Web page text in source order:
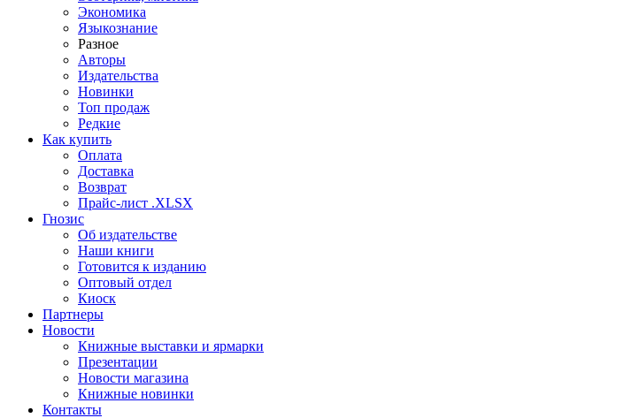
Экономика
Языкознание
Разное
Авторы
Издательства
Новинки
Топ продаж
Редкие
Как купить
Оплата
Доставка
Возврат
Прайс-лист .XLSX
Гнозис
Об издательстве
Наши книги
Готовится к изданию
Оптовый отдел
Киоск
Партнеры
Новости
Книжные выставки и ярмарки
Презентации
Новости магазина
Книжные новинки
Контакты